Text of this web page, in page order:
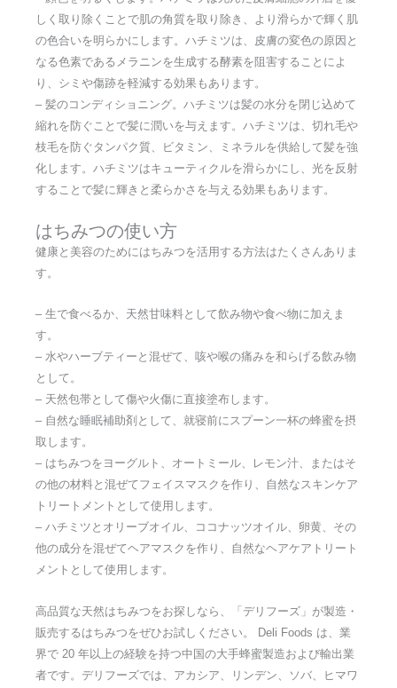
しく取り除くことで肌の角質を取り除き、より滑らかで輝く肌
の色合いを明らかにします。ハチミツは、皮膚の変色の原因と
なる色素であるメラニンを生成する酵素を阻害することによ
り、シミや傷跡を軽減する効果もあります。
– 髪のコンディショニング。ハチミツは髪の水分を閉じ込めて
縮れを防ぐことで髪に潤いを与えます。ハチミツは、切れ毛や
枝毛を防ぐタンパク質、ビタミン、ミネラルを供給して髪を強
化します。ハチミツはキューティクルを滑らかにし、光を反射
することで髪に輝きと柔らかさを与える効果もあります。
はちみつの使い方
健康と美容のためにはちみつを活用する方法はたくさんありま
す。
– 生で食べるか、天然甘味料として飲み物や食べ物に加えま
す。
– 水やハーブティーと混ぜて、咳や喉の痛みを和らげる飲み物
として。
– 天然包帯として傷や火傷に直接塗布します。
– 自然な睡眠補助剤として、就寝前にスプーン一杯の蜂蜜を摂
取します。
– はちみつをヨーグルト、オートミール、レモン汁、またはそ
の他の材料と混ぜてフェイスマスクを作り、自然なスキンケア
トリートメントとして使用します。
– ハチミツとオリーブオイル、ココナッツオイル、卵黄、その
他の成分を混ぜてヘアマスクを作り、自然なヘアケアトリート
メントとして使用します。
高品質な天然はちみつをお探しなら、「デリフーズ」が製造・
販売するはちみつをぜひお試しください。 Deli Foods は、業
界で 20 年以上の経験を持つ中国の大手蜂蜜製造および輸出業
者です。デリフーズでは、アカシア、リンデン、ソバ、ヒマワ